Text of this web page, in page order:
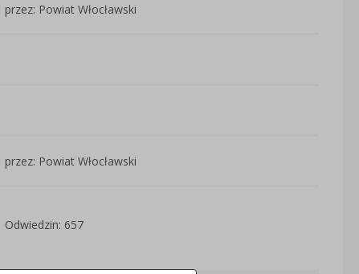
przez: Powiat Włocławski
przez: Powiat Włocławski
Odwiedzin: 657